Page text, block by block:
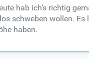
hab ich’s richtig
schweben wollen.
haben.